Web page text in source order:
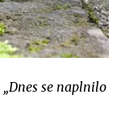
se naplnilo